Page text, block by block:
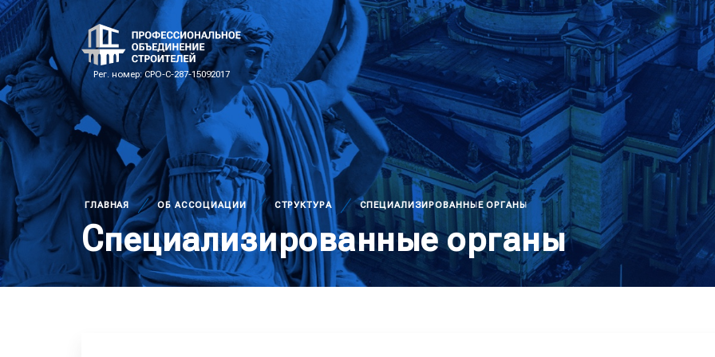
Рег. номер: СРО-С-287-15092017
ГЛАВНАЯ ОБ АССОЦИАЦИИ СТРУКТУРА СПЕЦИАЛИЗИРОВАННЫЕ ОРГАНЫ
Специализированные органы